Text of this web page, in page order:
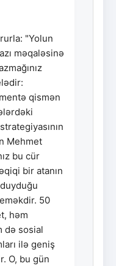
"Yolun
məqaləsinə
qismən
Mehmet
bu cür
bir atanın
50
həm
də sosial
ilə geniş
O, bu gün